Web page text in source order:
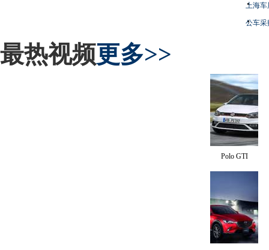
上海
公车采
最热视频更多>>
Polo GTI